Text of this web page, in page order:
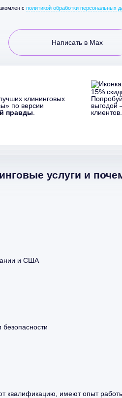
с политикой обработки персональных
Написать в Max
клининговых
по версии
правды
15%
выгодой
клиентов.
услуги и
и США
квалификацию, имеют опыт